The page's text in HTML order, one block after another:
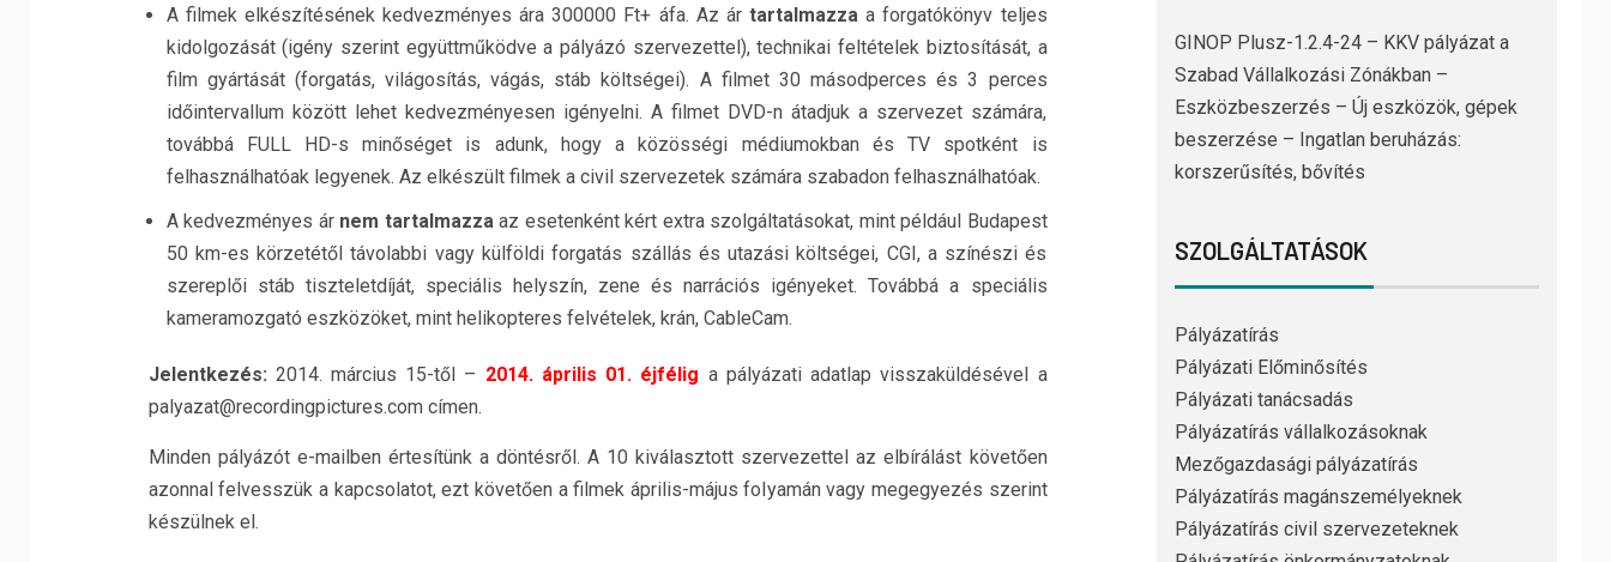
A filmek elkészítésének kedvezményes ára 300000 Ft+ áfa. Az ártartalmazza a forgatókönyv teljes
kidolgozását (igény szerint együttműködve a pályázó szervezettel), technikai feltételek biztosítását, a
film gyártását (forgatás, világosítás, vágás, stáb költségei). A filmet 30 másodperces és 3 perces
időintervallum között lehet kedvezményesen igényelni. A filmet DVD-n átadjuk a szervezet számára,
továbbá FULL HD-s minőséget is adunk, hogy a közösségi médiumokban és TV spotként is
felhasználhatóak legyenek. Az elkészült filmek a civil szervezetek számára szabadon felhasználhatóak.
A kedvezményes ár nem tartalmazzaaz esetenként kért extra szolgáltatásokat, mint például Budapest
50 km-es körzetétől távolabbi vagy külföldi forgatás szállás és utazási költségei, CGI, a színészi és
szereplői stáb tiszteletdíját, speciális helyszín, zene és narrációs igényeket. Továbbá a speciális
kameramozgató eszközöket, mint helikopteres felvételek, krán, CableCam.
Jelentkezés: 2014. március 15-től – 2014. április 01. éjfélig a pályázati adatlap visszaküldésével a
palyazat@recordingpictures.com címen.
Minden pályázót e-mailben értesítünk a döntésről. A 10 kiválasztott szervezettel az elbírálást követően
azonnal felvesszük a kapcsolatot, ezt követően a filmek április-május folyamán vagy megegyezés szerint
készülnek el.
GINOP Plusz-1.2.4-24 – KKV pályázat a
Szabad Vállalkozási Zónákban –
Eszközbeszerzés – Új eszközök, gépek
beszerzése – Ingatlan beruházás:
korszerűsítés, bővítés
SZOLGÁLTATÁSOK
Pályázatírás
Pályázati Előminősítés
Pályázati tanácsadás
Pályázatírás vállalkozásoknak
Mezőgazdasági pályázatírás
Pályázatírás magánszemélyeknek
Pályázatírás civil szervezeteknek